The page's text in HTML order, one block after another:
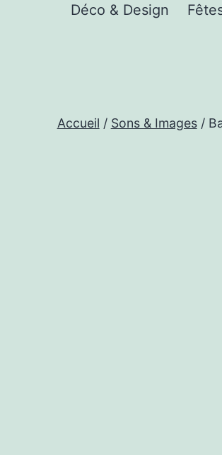
Déco & Design
Accueil / Sons & Images/